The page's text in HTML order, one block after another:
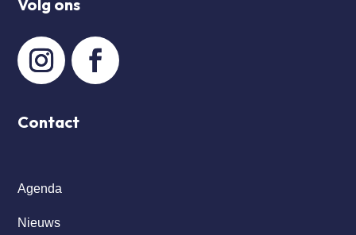
Volg ons
Contact
Agenda
Nieuws